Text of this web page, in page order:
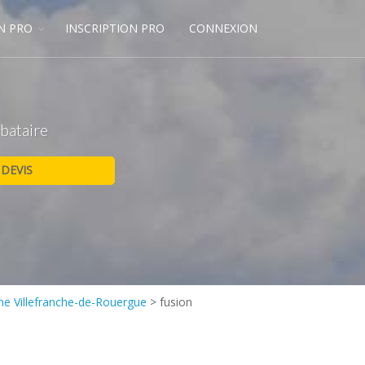
PRO INSCRIPTION PRO CONNEXION
Villefranche-de-Rouergue > fusion